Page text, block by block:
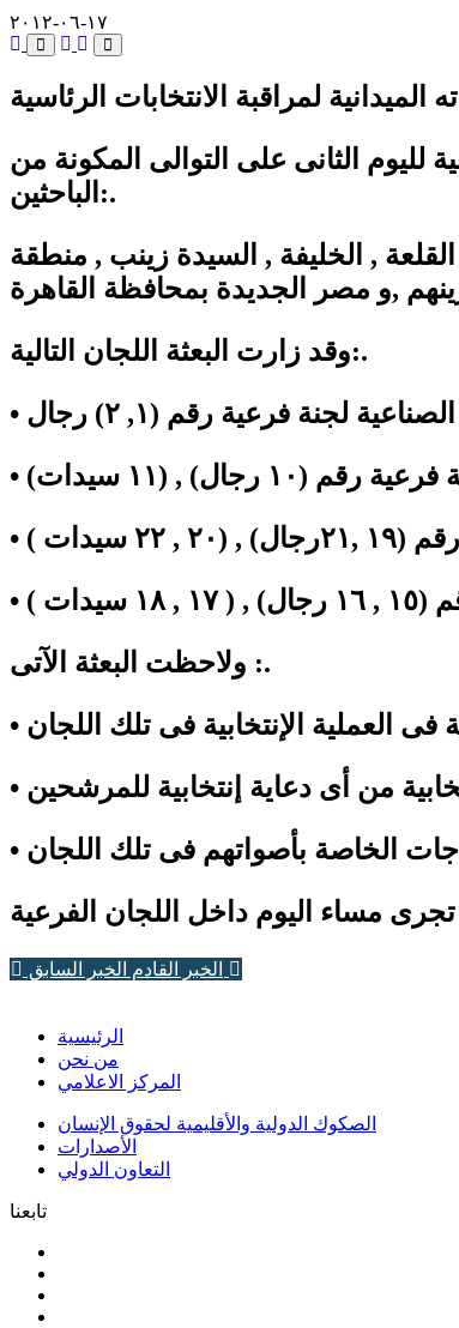
١٧-٠٦-٢٠١٢
الميدانية لمراقبة الانتخابات الرئاسية
لليوم الثانى على التوالى المكونة من
الباحثين:.
, الخليفة , السيدة زينب , منطقة
وقد زارت البعثة اللجان التالية:.
ولاحظت البعثة الآتى :.
الخبر القادم
الرئيسية
من نحن
المركز الاعلامي
الصكوك الدولية والأقليمية لحقوق الإنسان
الأصدارات
التعاون الدولي
تابعنا